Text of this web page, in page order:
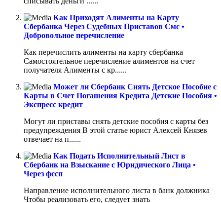
Как Приходят Алименты на Карту
Сбербанка Через Судебных Приставов Смс •
Добровольное перечисление
Как перечислить алименты на карту сбербанка
Самостоятельное перечисление алиментов на счет
получателя Алименты с кр......
Может ли Сбербанк Снять Детское Пособие с
Карты в Счет Погашения Кредита Детские Пособия •
Экспресс кредит
Могут ли приставы снять детские пособия с карты без
предупреждения В этой статье юрист Алексей Князев
отвечает на п......
Как Подать Исполнительный Лист в
Сбербанк на Взыскание с Юридического Лица •
Через фссп
Направление исполнительного листа в банк должника
Чтобы реализовать его, следует знать